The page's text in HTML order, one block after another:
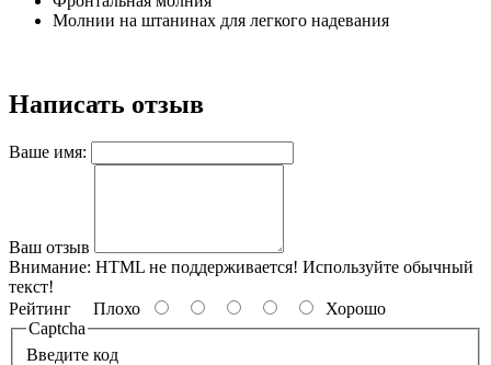
Молнии на штанинах для легкого надевания
Написать отзыв
Ваше имя:
Ваш отзыв
Внимание: HTML не поддерживается! Используйте обычный
текст!
Рейтинг Плохо
Хорошо
Captcha
Введите код